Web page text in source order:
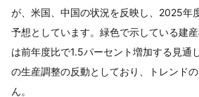
が、米国、中国の状況を反映し、2025年
予想としています。緑色で示している建
は前年度比で1.5パーセント増加する見通
の生産調整の反動としており、トレンド
ん。